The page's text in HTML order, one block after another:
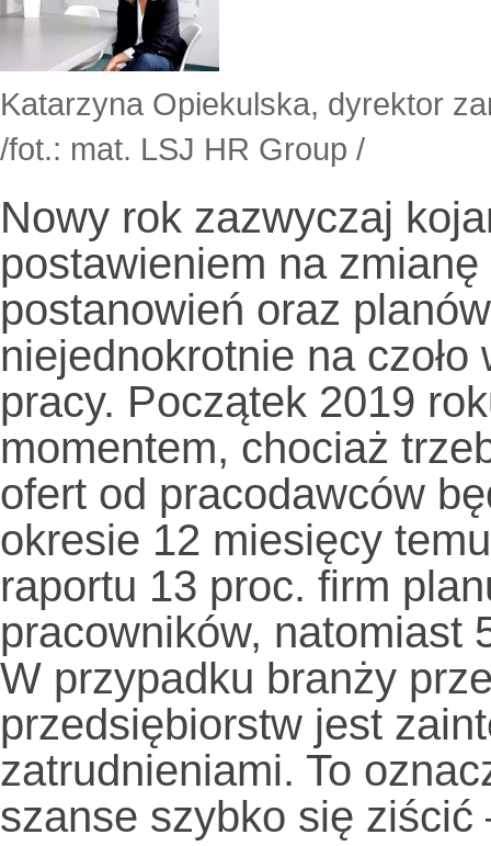
Katarzyna Opiekulska, dyrektor
/fot.: mat. LSJ HR Group /
Nowy rok zazwyczaj
postawieniem na
postanowień oraz
niejednokrotnie na
pracy. Początek 2019
momentem, chociaż
ofert od pracodawców
okresie 12 miesięcy
raportu 13 proc. firm
pracowników, natomiast
W przypadku branży
przedsiębiorstw jest
zatrudnieniami. To
szanse szybko się